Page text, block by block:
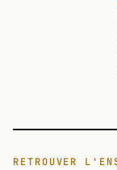
RETROUVER